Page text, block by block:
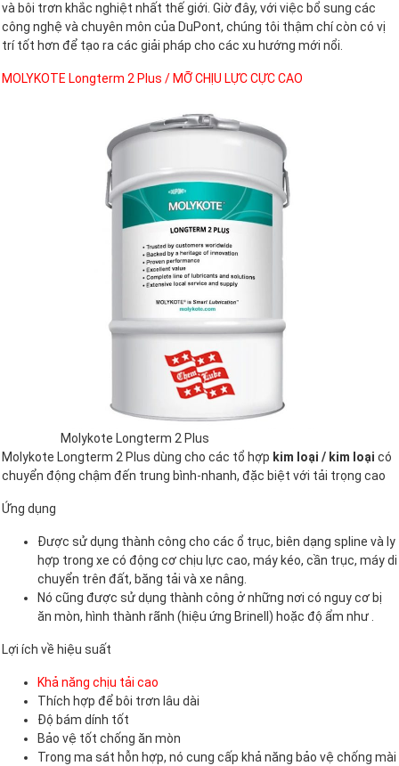
và bôi trơn khắc nghiệt nhất thế giới. Giờ đây, với việc bổ sung các
công nghệ và chuyên môn của DuPont, chúng tôi thậm chí còn có vị
trí tốt hơn để tạo ra các giải pháp cho các xu hướng mới nổi.
MOLYKOTE Longterm 2 Plus / MỠ CHỊU LỰC CỰC CAO
Molykote Longterm 2 Plus
Molykote Longterm 2 Plus dùng cho các tổ hợp kim loại / kim loại có
chuyển động chậm đến trung bình-nhanh, đặc biệt với tải trọng cao
Ứng dụng
Được sử dụng thành công cho các ổ trục, biên dạng spline và ly
hợp trong xe có động cơ chịu lực cao, máy kéo, cần trục, máy di
chuyển trên đất, băng tải và xe nâng.
Nó cũng được sử dụng thành công ở những nơi có nguy cơ bị
ăn mòn, hình thành rãnh (hiệu ứng Brinell) hoặc độ ẩm như .
Lợi ích về hiệu suất
Khả năng chịu tải cao
Thích hợp để bôi trơn lâu dài
Độ bám dính tốt
Bảo vệ tốt chống ăn mòn
Trong ma sát hỗn hợp, nó cung cấp khả năng bảo vệ chống mài